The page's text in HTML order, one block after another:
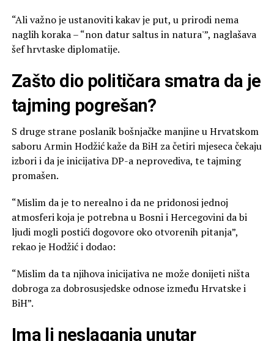
“Ali važno je ustanoviti kakav je put, u prirodi nema
naglih koraka – “non datur saltus in natura'”, naglašava
šef hrvtaske diplomatije.
Zašto dio političara smatra da je
tajming pogrešan?
S druge strane poslanik bošnjačke manjine u Hrvatskom
saboru Armin Hodžić kaže da BiH za četiri mjeseca čekaju
izbori i da je inicijativa DP-a neprovediva, te tajming
promašen.
“Mislim da je to nerealno i da ne pridonosi jednoj
atmosferi koja je potrebna u Bosni i Hercegovini da bi
ljudi mogli postići dogovore oko otvorenih pitanja”,
rekao je Hodžić i dodao:
“Mislim da ta njihova inicijativa ne može donijeti ništa
dobroga za dobrosusjedske odnose između Hrvatske i
BiH”.
Ima li neslaganja unutar